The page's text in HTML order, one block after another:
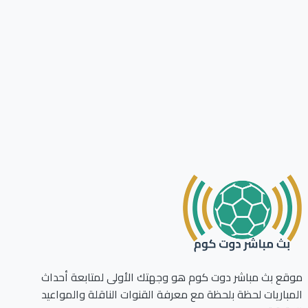
بث مباشر دوت كوم هو وجهتك الأولى لمتابعة أحداث
لحظة بلحظة مع معرفة القنوات الناقلة والمواعيد